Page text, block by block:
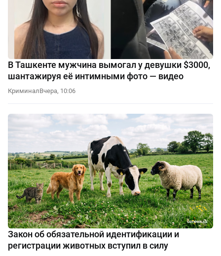
В Ташкенте мужчина вымогал у девушки $3000,
шантажируя её интимными фото — видео
КриминалВчера, 10:06
Закон об обязательной идентификации и
регистрации животных вступил в силу